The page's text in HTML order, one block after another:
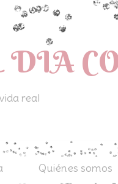
DIA
real
Quiénes somos